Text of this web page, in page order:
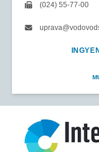
(024) 55-77-00